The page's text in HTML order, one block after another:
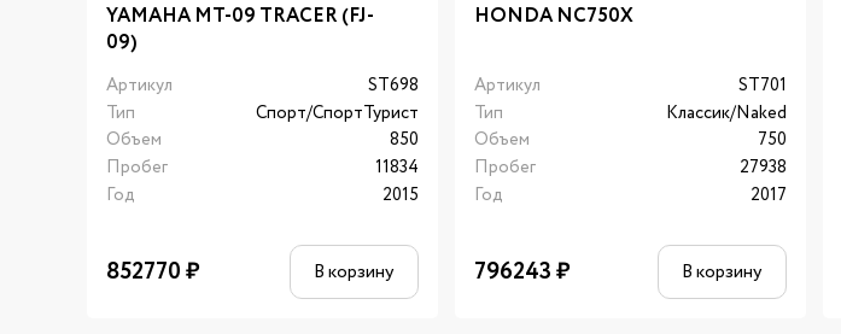
YAMAHA MT-09 TRACER (FJ-
09)
Артикул
ST698
Тип
Спорт/CпортТурист
Объем
850
Пробег
11834
Год
2015
852770₽ В корзину
HONDA NC750X
Артикул
ST701
Тип
Классик/Naked
Объем
750
Пробег
27938
Год
2017
796243₽ В корзину